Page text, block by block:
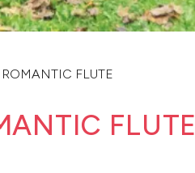
FLUTE
FLUTE